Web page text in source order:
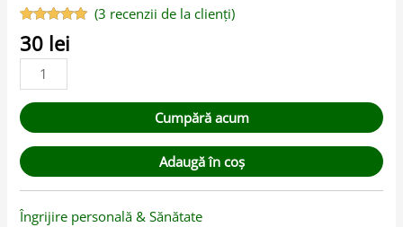
Evaluat la
5.00
din 5
pe baza a
3
evaluări de
la clienți
(3 recenzii de la clienți)
30 lei
Cumpără acum
Adaugă în coș
Îngrijire personală & Sănătate